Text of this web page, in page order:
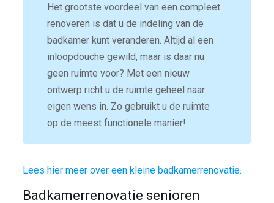
Het grootste voordeel van een compleet
renoveren is dat u de indeling van de
badkamer kunt veranderen. Altijd al een
inloopdouche gewild, maar is daar nu
geen ruimte voor? Met een nieuw
ontwerp richt u de ruimte geheel naar
eigen wens in. Zo gebruikt u de ruimte
op de meest functionele manier!
Lees hier meer over een kleine badkamerrenovatie.
Badkamerrenovatie senioren